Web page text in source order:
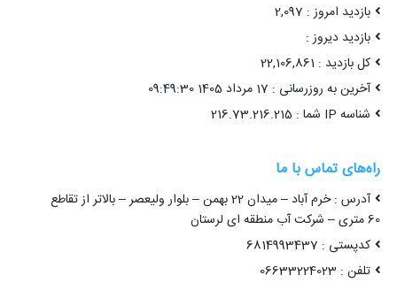
بازدید امروز : 2,097
بازدید دیروز :
کل بازدید : 22,106,861
آخرین به روزرسانی : 17 مرداد 1405 09:49:30
شناسه IP شما : 216.73.216.215
راه‌های تماس با ما
آدرس : خرم آباد – میدان 22 بهمن – بلوار ولیعصر – بالاتر از تقاطع
60 متری – شرکت آب منطقه ای لرستان
کدپستی : 6814993437
تلفن : 06633224023